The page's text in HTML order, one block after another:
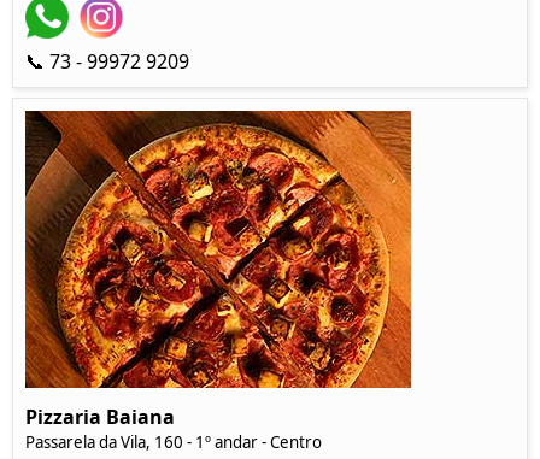
📞 73 - 99972 9209
Pizzaria Baiana
Passarela da Vila, 160 - 1º andar - Centro